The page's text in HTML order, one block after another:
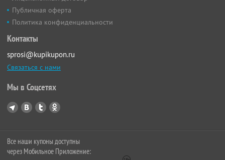
Публичная оферта
Политика конфиденциальности
Контакты
sprosi@kupikupon.ru
Связаться с нами
Мы в Соцсетях
Все наши купоны доступны
через Мобильное Приложение: